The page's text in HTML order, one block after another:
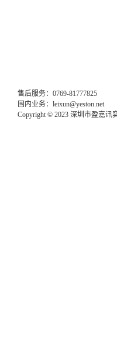
售后服务：0769-81777825
国内业务：leixun@yeston.net
Copyright © 2023 深圳市盈嘉讯